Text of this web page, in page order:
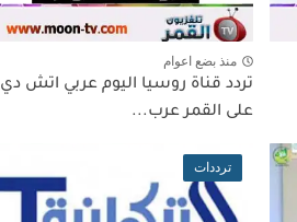
منذ بضع اعوام
تردد قناة روسيا اليوم عربي اتش دي
على القمر عرب...
ترددات